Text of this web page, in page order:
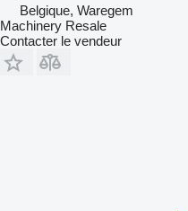
Belgique, Waregem
Machinery Resale
Contacter le vendeur